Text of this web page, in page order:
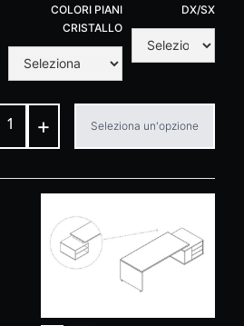
COLORI PIANI
CRISTALLO
DX/SX
+ Seleziona un'opzione